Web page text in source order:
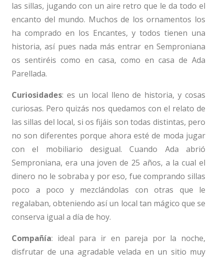
las sillas, jugando con un aire retro que le da todo el
encanto del mundo. Muchos de los ornamentos los
ha comprado en los Encantes, y todos tienen una
historia, así pues nada más entrar en Semproniana
os sentiréis como en casa, como en casa de Ada
Parellada.
Curiosidades: es un local lleno de historia, y cosas
curiosas. Pero quizás nos quedamos con el relato de
las sillas del local, si os fijáis son todas distintas, pero
no son diferentes porque ahora esté de moda jugar
con el mobiliario desigual. Cuando Ada abrió
Semproniana, era una joven de 25 años, a la cual el
dinero no le sobraba y por eso, fue comprando sillas
poco a poco y mezclándolas con otras que le
regalaban, obteniendo así un local tan mágico que se
conserva igual a día de hoy.
Compañía: ideal para ir en pareja por la noche,
disfrutar de una agradable velada en un sitio muy